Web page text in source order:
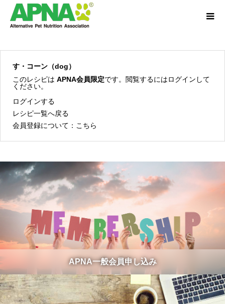
す・コーン（dog）
このレシピは APNA会員限定です。閲覧するにはログインして
ください。
ログインする
レシピ一覧へ戻る
会員登録について： こちら
APNA一般会員申し込み